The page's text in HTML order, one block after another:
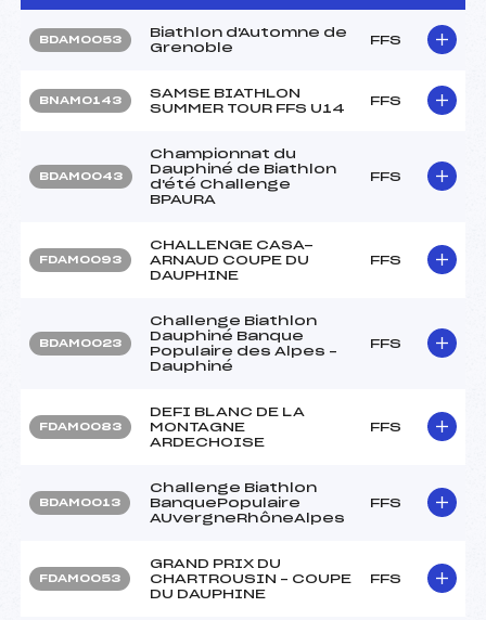
BDAM0053
Biathlon d'Automne de
Grenoble
FFS
BNAM0143
SAMSE BIATHLON
SUMMER TOUR FFS U14
FFS
BDAM0043
Championnat du
Dauphiné de Biathlon
d'été Challenge
BPAURA
FFS
FDAM0093
CHALLENGE CASA-
ARNAUD COUPE DU
DAUPHINE
FFS
BDAM0023
Challenge Biathlon
Dauphiné Banque
Populaire des Alpes –
Dauphiné
FFS
FDAM0083
DEFI BLANC DE LA
MONTAGNE
ARDECHOISE
FFS
BDAM0013
Challenge Biathlon
BanquePopulaire
AUvergneRhôneAlpes
FFS
FDAM0053
GRAND PRIX DU
CHARTROUSIN – COUPE
DU DAUPHINE
FFS